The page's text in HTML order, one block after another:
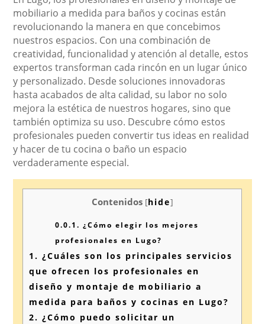
mobiliario a medida para baños y cocinas están
revolucionando la manera en que concebimos
nuestros espacios. Con una combinación de
creatividad, funcionalidad y atención al detalle, estos
expertos transforman cada rincón en un lugar único
y personalizado. Desde soluciones innovadoras
hasta acabados de alta calidad, su labor no solo
mejora la estética de nuestros hogares, sino que
también optimiza su uso. Descubre cómo estos
profesionales pueden convertir tus ideas en realidad
y hacer de tu cocina o baño un espacio
verdaderamente especial.
Contenidos [hide]
0.0.1. ¿Cómo elegir los mejores
profesionales en Lugo?
1. ¿Cuáles son los principales servicios
que ofrecen los profesionales en
diseño y montaje de mobiliario a
medida para baños y cocinas en Lugo?
2. ¿Cómo puedo solicitar un